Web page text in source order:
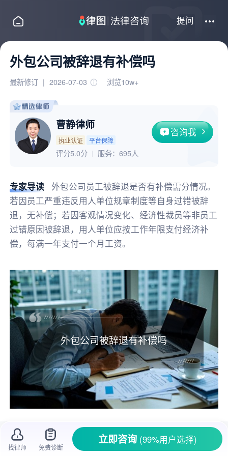
提问
外包公司被辞退有补偿吗
最新修订 | 2026-07-03 浏览10w+
曹静律师
执业认证 平台保障
咨询我
评分5.0分 服务： 695人
专家导读
外包公司员工被辞退是否有补偿需分情况。
若因员工严重违反用人单位规章制度等自身过错被辞
退，无补偿；若因客观情况变化、经济性裁员等非员工
过错原因被辞退，用人单位应按工作年限支付经济补
偿，每满一年支付一个月工资。
外包公司被辞退有补偿吗
在工作中，很多人会选择去外包公司上班，
可有时候会面临被辞退的情况。外包公司的员工
找律师 免费诊断
立即咨询 (99%用户选择)